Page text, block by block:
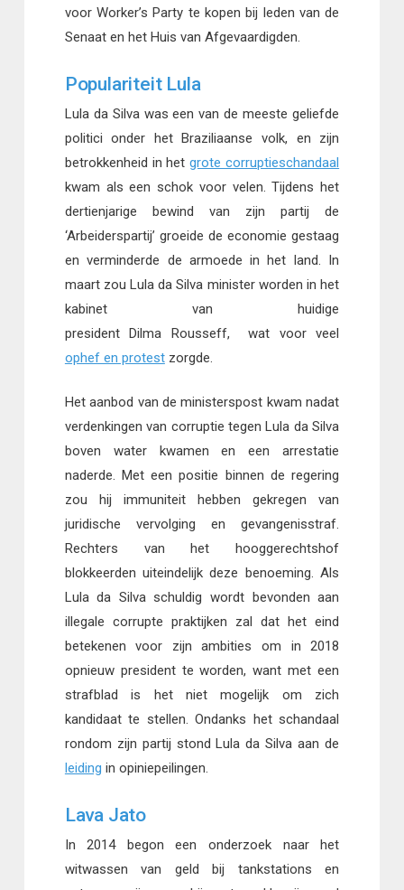
voor Worker’s Party te kopen bij leden van de
Senaat en het Huis van Afgevaardigden.
Populariteit Lula
Lula da Silva was een van de meeste geliefde
politici onder het Braziliaanse volk, en zijn
betrokkenheid in hetgrote corruptieschandaal
kwam als een schok voor velen. Tijdens het
dertienjarige bewind van zijn partij de
‘Arbeiderspartij’ groeide de economie gestaag
en verminderde de armoede in het land. In
maart zou Lula da Silva minister worden in het
kabinet van huidige
president Dilma Rousseff, wat voor veel
ophef en protestzorgde.
Het aanbod van de ministerspost kwam nadat
verdenkingen van corruptie tegen Lula da Silva
boven water kwamen en een arrestatie
naderde. Met een positie binnen de regering
zou hij immuniteit hebben gekregen van
juridische vervolging en gevangenisstraf.
Rechters van het hooggerechtshof
blokkeerden uiteindelijk deze benoeming. Als
Lula da Silva schuldig wordt bevonden aan
illegale corrupte praktijken zal dat het eind
betekenen voor zijn ambities om in 2018
opnieuw president te worden, want met een
strafblad is het niet mogelijk om zich
kandidaat te stellen. Ondanks het schandaal
rondom zijn partij stond Lula da Silva aan de
leiding in opiniepeilingen.
Lava Jato
In 2014 begon een onderzoek naar het
witwassen van geld bij tankstations en